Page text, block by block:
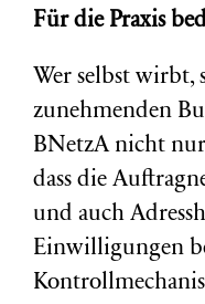
Für die Praxis
Wer selbst wirbt,
zunehmenden
BNetzA nicht
dass die
und auch
Einwilligungen